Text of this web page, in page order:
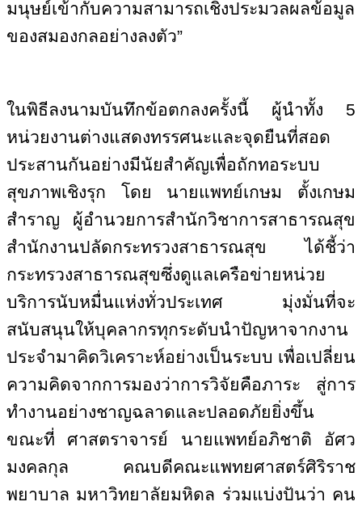
มนุษย์เข้ากับความสามารถเชิงประมวลผลข้อมูล
ของสมองกลอย่างลงตัว”
ในพิธีลงนามบันทึกข้อตกลงครั้งนี้ ผู้นำทั้ง 5
หน่วยงานต่างแสดงทรรศนะและจุดยืนที่สอด
ประสานกันอย่างมีนัยสำคัญเพื่อถักทอระบบ
สุขภาพเชิงรุก โดย นายแพทย์เกษม ตั้งเกษม
สำราญ ผู้อำนวยการสำนักวิชาการสาธารณสุข
สำนักงานปลัดกระทรวงสาธารณสุข ได้ชี้ว่า
กระทรวงสาธารณสุขซึ่งดูแลเครือข่ายหน่วย
บริการนับหมื่นแห่งทั่วประเทศ มุ่งมั่นที่จะ
สนับสนุนให้บุคลากรทุกระดับนำปัญหาจากงาน
ประจำมาคิดวิเคราะห์อย่างเป็นระบบ เพื่อเปลี่ยน
ความคิดจากการมองว่าการวิจัยคือภาระ สู่การ
ทำงานอย่างชาญฉลาดและปลอดภัยยิ่งขึ้น
ขณะที่ ศาสตราจารย์ นายแพทย์อภิชาติ อัศว
มงคลกุล คณบดีคณะแพทยศาสตร์ศิริราช
พยาบาล มหาวิทยาลัยมหิดล ร่วมแบ่งปันว่า คน